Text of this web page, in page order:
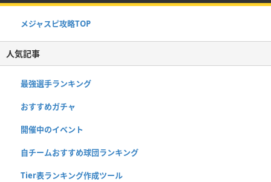
メジャスピ攻略TOP
人気記事
最強選手ランキング
おすすめガチャ
開催中のイベント
自チームおすすめ球団ランキング
Tier表ランキング作成ツール